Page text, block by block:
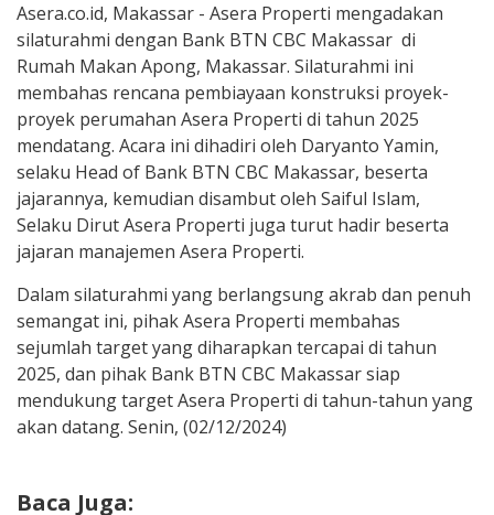
Asera.co.id, Makassar - Asera Properti mengadakan
silaturahmi dengan Bank BTN CBC Makassar di
Rumah Makan Apong, Makassar. Silaturahmi ini
membahas rencana pembiayaan konstruksi proyek-
proyek perumahan Asera Properti di tahun 2025
mendatang. Acara ini dihadiri oleh Daryanto Yamin,
selaku Head of Bank BTN CBC Makassar, beserta
jajarannya, kemudian disambut oleh Saiful Islam,
Selaku Dirut Asera Properti juga turut hadir beserta
jajaran manajemen Asera Properti.
Dalam silaturahmi yang berlangsung akrab dan penuh
semangat ini, pihak Asera Properti membahas
sejumlah target yang diharapkan tercapai di tahun
2025, dan pihak Bank BTN CBC Makassar siap
mendukung target Asera Properti di tahun-tahun yang
akan datang. Senin, (02/12/2024)
Baca Juga: